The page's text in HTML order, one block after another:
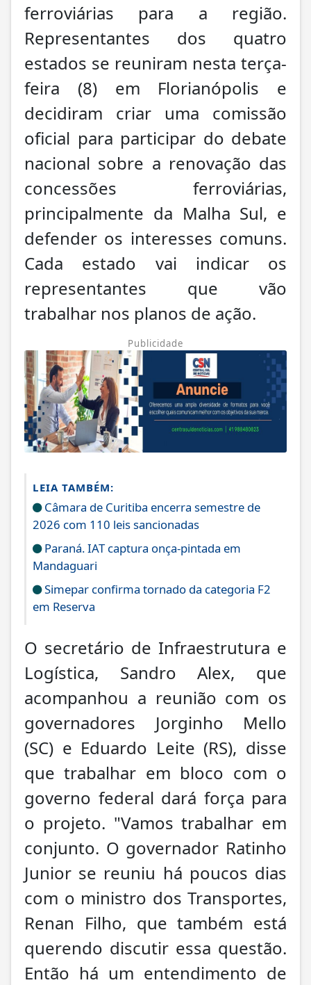
ferroviárias para a região.
Representantes dos quatro
estados se reuniram nesta terça-
feira (8) em Florianópolis e
decidiram criar uma comissão
oficial para participar do debate
nacional sobre a renovação das
concessões ferroviárias,
principalmente da Malha Sul, e
defender os interesses comuns.
Cada estado vai indicar os
representantes que vão
trabalhar nos planos de ação.
Publicidade
LEIA TAMBÉM:
Câmara de Curitiba encerra semestre de
2026 com 110 leis sancionadas
Paraná. IAT captura onça-pintada em
Mandaguari
Simepar confirma tornado da categoria F2
em Reserva
O secretário de Infraestrutura e
Logística, Sandro Alex, que
acompanhou a reunião com os
governadores Jorginho Mello
(SC) e Eduardo Leite (RS), disse
que trabalhar em bloco com o
governo federal dará força para
o projeto. "Vamos trabalhar em
conjunto. O governador Ratinho
Junior se reuniu há poucos dias
com o ministro dos Transportes,
Renan Filho, que também está
querendo discutir essa questão.
Então há um entendimento de